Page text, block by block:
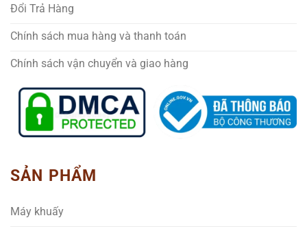
Đổi Trả Hàng
Chính sách mua hàng và thanh toán
Chính sách vận chuyển và giao hàng
SẢN PHẨM
Máy khuấy